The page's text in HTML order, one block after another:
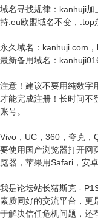
域名寻找规律：kanhuji
持.eu欧盟域名不变，.top
永久域名：kanhuji.com
最新备用域名：
注意！建议不要用纯数字
才能完成注册！长时间不
账号。
Vivo，UC，360，夸克，
要使用国产浏览器打开网
览器，苹果用Safari，安
我是论坛站长猪斯克 -
素质同好的交流平台，更
于解决信任危机问题，还